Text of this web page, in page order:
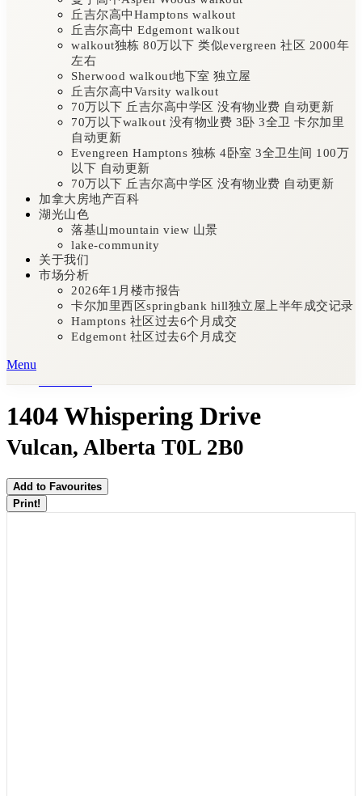
丘吉尔高中Hamptons walkout
丘吉尔高中 Edgemont walkout
walkout独栋 80万以下 类似evergreen 社区 2000年
左右
Sherwood walkout地下室 独立屋
丘吉尔高中Varsity walkout
70万以下 丘吉尔高中学区 没有物业费 自动更新
70万以下walkout 没有物业费 3卧 3全卫 卡尔加里
自动更新
Evengreen Hamptons 独栋 4卧室 3全卫生间 100万
以下 自动更新
70万以下 丘吉尔高中学区 没有物业费 自动更新
加拿大房地产百科
湖光山色
落基山mountain view 山景
lake-community
关于我们
市场分析
2026年1月楼市报告
卡尔加里西区springbank hill独立屋上半年成交记录
Hamptons 社区过去6个月成交
Edgemont 社区过去6个月成交
Menu
1404 Whispering Drive
Vulcan, Alberta T0L 2B0
Add to Favourites
Print!